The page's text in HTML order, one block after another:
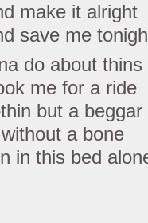
make it alright
save me
do about
me for a ride
but a beggar
a bone
in this bed